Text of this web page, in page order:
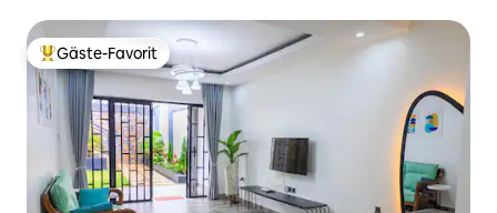
Beliebter Gäste-Favorit.
Gäste-Favorit